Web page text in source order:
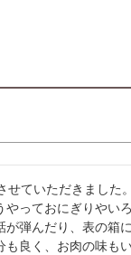
せていただきました
っておにぎりやい
弾んだり、表の箱
良く、お肉の味も